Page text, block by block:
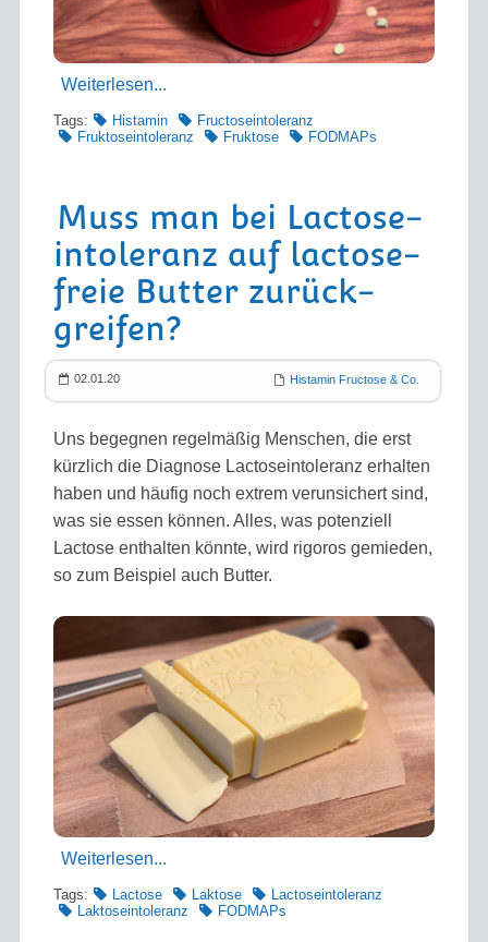
Weiterlesen...
Tags: Histamin
Fructoseintoleranz
Fruktoseintoleranz
Fruktose FODMAPs
Muss man bei Lactose­
intoleranz auf lactose­
freie Butter zurück­
greifen?
02.01.20 Histamin Fructose & Co.
Uns begegnen regel­mäßig Menschen, die erst
kürzlich die Diagnose Lactose­intoleranz erhalten
haben und häufig noch extrem verunsichert sind,
was sie essen können. Alles, was potenziell
Lactose enthalten könnte, wird rigoros gemieden,
so zum Beispiel auch Butter.
Weiterlesen...
Tags: Lactose Laktose
Lactoseintoleranz
Laktoseintoleranz
FODMAPs